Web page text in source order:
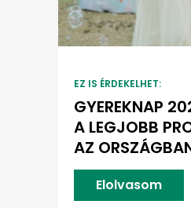
EZ IS ÉRDEKELHET:
GYEREKNAP
A LEGJOBB
AZ
Elolvasom